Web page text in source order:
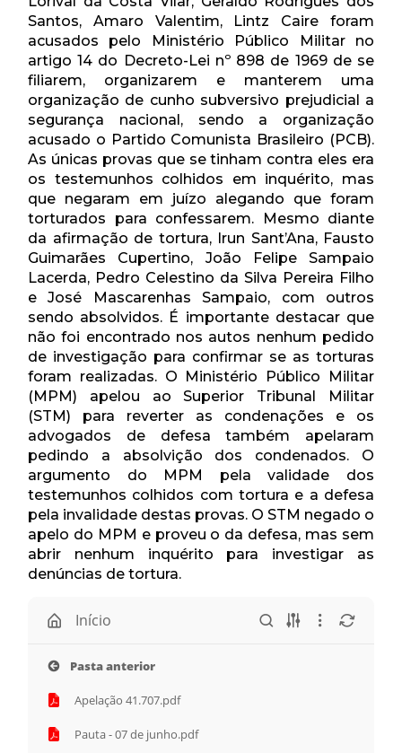
Santos, Amaro Valentim, Lintz Caire foram
acusados pelo Ministério Público Militar no
artigo 14 do Decreto-Lei nº 898 de 1969 de se
filiarem, organizarem e manterem uma
organização de cunho subversivo prejudicial a
segurança nacional, sendo a organização
acusado o Partido Comunista Brasileiro (PCB).
As únicas provas que se tinham contra eles era
os testemunhos colhidos em inquérito, mas
que negaram em juízo alegando que foram
torturados para confessarem. Mesmo diante
da afirmação de tortura, Irun Sant’Ana, Fausto
Guimarães Cupertino, João Felipe Sampaio
Lacerda, Pedro Celestino da Silva Pereira Filho
e José Mascarenhas Sampaio, com outros
sendo absolvidos. É importante destacar que
não foi encontrado nos autos nenhum pedido
de investigação para confirmar se as torturas
foram realizadas. O Ministério Público Militar
(MPM) apelou ao Superior Tribunal Militar
(STM) para reverter as condenações e os
advogados de defesa também apelaram
pedindo a absolvição dos condenados. O
argumento do MPM pela validade dos
testemunhos colhidos com tortura e a defesa
pela invalidade destas provas. O STM negado o
apelo do MPM e proveu o da defesa, mas sem
abrir nenhum inquérito para investigar as
denúncias de tortura.
Início
Pasta anterior
Apelação 41.707.pdf
Pauta - 07 de junho.pdf